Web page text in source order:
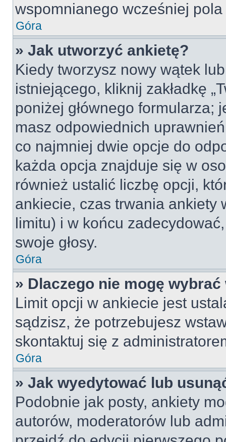
wspomnianego wcześniej
Góra
» Jak utworzyć ankietę?
Kiedy tworzysz nowy wątek
istniejącego, kliknij zakładkę
poniżej głównego formularza;
masz odpowiednich
co najmniej dwie opcje do
każda opcja znajduje się w
również ustalić liczbę opcji,
ankiecie, czas trwania ankiety
limitu) i w końcu
swoje głosy.
Góra
» Dlaczego nie mogę
Limit opcji w ankiecie jest
sądzisz, że potrzebujesz
skontaktuj się z
Góra
» Jak wyedytować lub
Podobnie jak posty, ankiety
autorów, moderatorów lub